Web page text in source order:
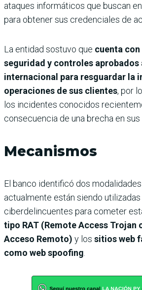
ataques informáticos que buscan
para obtener sus credenciales de
La entidad sostuvo que cuenta
seguridad y controles aprobados
internacional para resguardar la
operaciones de sus clientes, por
los incidentes conocidos
consecuencia de una brecha en
Mecanismos
El banco identificó dos
actualmente están siendo
ciberdelincuentes para cometer
tipo RAT (Remote Access Trojan
Acceso Remoto) y los sitios web
como web spoofing.